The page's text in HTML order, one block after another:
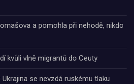
a pomohla při nehodě, nikdo
kvůli vlně migrantů do Ceuty
se nevzdá ruskému tlaku